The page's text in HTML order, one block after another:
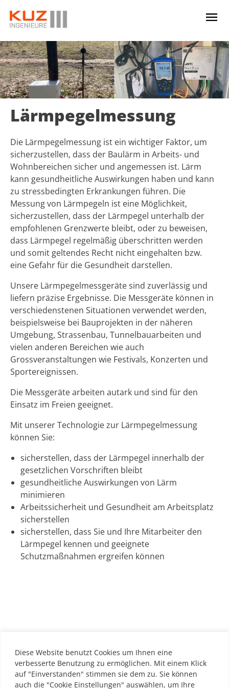
Diese Website benutzt Cookies um Ihnen eine
verbesserte Benutzung zu ermöglichen. Mit einem Klick
auf "Einverstanden" stimmen sie dem zu. Sie können
auch die "Cookie Einstellungen" auswählen, um Ihre
Lärmpegelmessung
Die Lärmpegelmessung ist ein wichtiger Faktor, um
sicherzustellen, dass der Baulärm in Arbeits- und
Wohnbereichen sicher und angemessen ist. Lärm
kann gesundheitliche Auswirkungen haben und kann
zu stressbedingten Erkrankungen führen. Die
Messung von Lärmpegeln ist eine Möglichkeit,
sicherzustellen, dass der Lärmpegel unterhalb der
empfohlenen Grenzwerte bleibt, oder zu beweisen,
dass Lärmpegel regelmäßig überschritten werden
und somit geltendes Recht nicht eingehalten bzw.
eine Gefahr für die Gesundheit darstellen.
Unsere Lärmpegelmessgeräte sind zuverlässig und
liefern präzise Ergebnisse. Die Messgeräte können in
verschiedenstenen Situationen verwendet werden,
beispielsweise bei Bauprojekten in der näheren
Umgebung, Strassenbau, Tunnelbauarbeiten und
vielen anderen Bereichen wie auch
Grossveranstaltungen wie Festivals, Konzerten und
Sportereignissen.
Die Messgeräte arbeiten autark und sind für den
Einsatz im Freien geeignet.
Mit unserer Technologie zur Lärmpegelmessung
können Sie:
sicherstellen, dass der Lärmpegel innerhalb der
gesetzlichen Vorschriften bleibt
gesundheitliche Auswirkungen von Lärm
minimieren
Arbeitssicherheit und Gesundheit am Arbeitsplatz
sicherstellen
sicherstellen, dass Sie und Ihre Mitarbeiter den
Lärmpegel kennen und geeignete
Schutzmaßnahmen ergreifen können
teilen teilen teilen